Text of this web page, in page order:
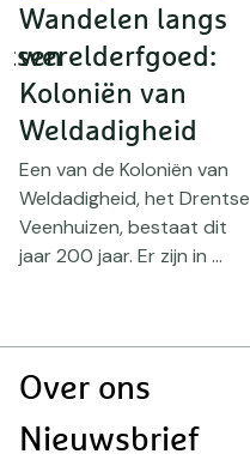
Wandelen langs
werelderfgoed:
Koloniën van
Weldadigheid
Een van de Koloniën van
Weldadigheid, het Drentse
Veenhuizen, bestaat dit
jaar 200 jaar. Er zijn in ...
Doormat
Over ons
Nieuwsbrief